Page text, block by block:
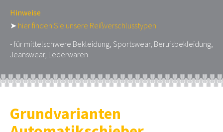
Hinweise
➤ hier finden Sie unsere Reißverschlusstypen
- für mittelschwere Bekleidung, Sportswear, Berufsbekleidung,
Jeanswear, Lederwaren
Grundvarianten